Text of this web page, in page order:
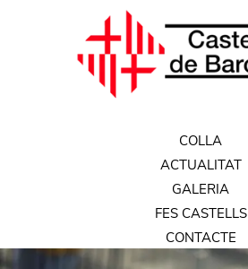
COLLA
ACTUALITAT
GALERIA
FES CASTELLS
CONTACTE